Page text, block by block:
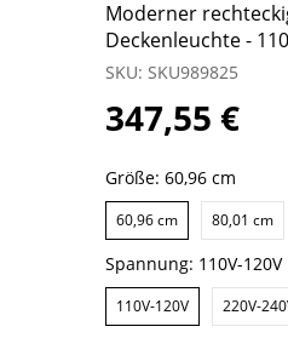
Moderner
Deckenleuchte -
SKU: SKU989825
347,55 €
Größe: 60,96 cm
60,96 cm 80,01 cm
Spannung: 110V-120V
110V-120V 220V-